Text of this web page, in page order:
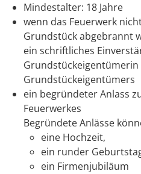
Mindestalter: 18 Jahre
wenn das Feuerwerk
Grundstück abgebrannt
ein schriftliches
Grundstückeigentümerin
Grundstückeigentümers
ein begründeter Anlass
Feuerwerkes
Begründete Anlässe
eine Hochzeit,
ein runder
ein Firmenjubiläum